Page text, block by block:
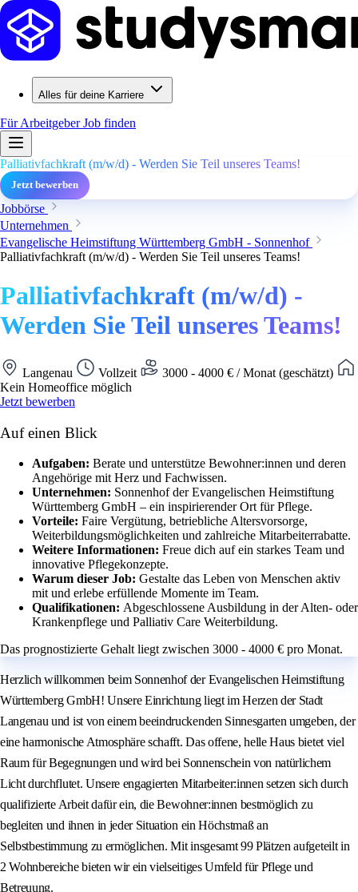
Alles für deine Karriere
Für ArbeitgeberJob finden
Palliativfachkraft (m/w/d) - Werden Sie Teil unseres Teams!
Jetzt bewerben
Jobbörse
Unternehmen
Evangelische Heimstiftung Württemberg GmbH - Sonnenhof
Palliativfachkraft (m/w/d) - Werden Sie Teil unseres Teams!
Palliativfachkraft (m/w/d) -
Werden Sie Teil unseres Teams!
Langenau Vollzeit
3000 - 4000 € / Monat (geschätzt)
Kein Homeoffice möglich
Jetzt bewerben
Auf einen Blick
Aufgaben: Berate und unterstütze Bewohner:innen und deren
Angehörige mit Herz und Fachwissen.
Unternehmen: Sonnenhof der Evangelischen Heimstiftung
Württemberg GmbH – ein inspirierender Ort für Pflege.
Vorteile: Faire Vergütung, betriebliche Altersvorsorge,
Weiterbildungsmöglichkeiten und zahlreiche Mitarbeiterrabatte.
Weitere Informationen: Freue dich auf ein starkes Team und
innovative Pflegekonzepte.
Warum dieser Job: Gestalte das Leben von Menschen aktiv
mit und erlebe erfüllende Momente im Team.
Qualifikationen: Abgeschlossene Ausbildung in der Alten- oder
Krankenpflege und Palliativ Care Weiterbildung.
Das prognostizierte Gehalt liegt zwischen 3000 - 4000 € pro Monat.
Herzlich willkommen beim Sonnenhof der Evangelischen Heimstiftung
Württemberg GmbH! Unsere Einrichtung liegt im Herzen der Stadt
Langenau und ist von einem beeindruckenden Sinnesgarten umgeben, der
eine harmonische Atmosphäre schafft. Das offene, helle Haus bietet viel
Raum für Begegnungen und wird bei Sonnenschein von natürlichem
Licht durchflutet. Unsere engagierten Mitarbeiter:innen setzen sich durch
qualifizierte Arbeit dafür ein, die Bewohner:innen bestmöglich zu
begleiten und ihnen in jeder Situation ein Höchstmaß an
Selbstbestimmung zu ermöglichen. Mit insgesamt 99 Plätzen aufgeteilt in
2 Wohnbereiche bieten wir ein vielseitiges Umfeld für Pflege und
Betreuung.